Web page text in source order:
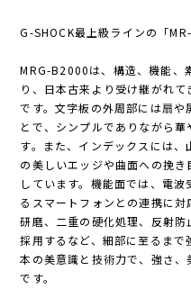
G-SHOCK最上級ラインの「MR-
MRG-B2000は、構造、機能、
り、日本古来より受け継がれ
です。文字板の外周部には扇
とで、シンプルでありながら
す。また、インデックスには
の美しいエッジや曲面への挽
しています。機能面では、電
るスマートフォンとの連携に
研磨、二重の硬化処理、反射
採用するなど、細部に至るま
本の美意識と技術力で、強さ
です。